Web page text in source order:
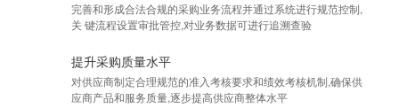
完善和形成合法合规的采购业务流程并通过系统进行规范控制,
关 键流程设置审批管控,对业务数据可进行追溯查验
提升采购质量水平
对供应商制定合理规范的准入考核要求和绩效考核机制,确保供
应商产品和服务质量,逐步提高供应商整体水平